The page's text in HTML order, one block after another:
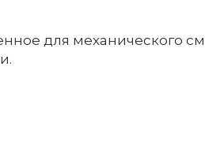
для механического